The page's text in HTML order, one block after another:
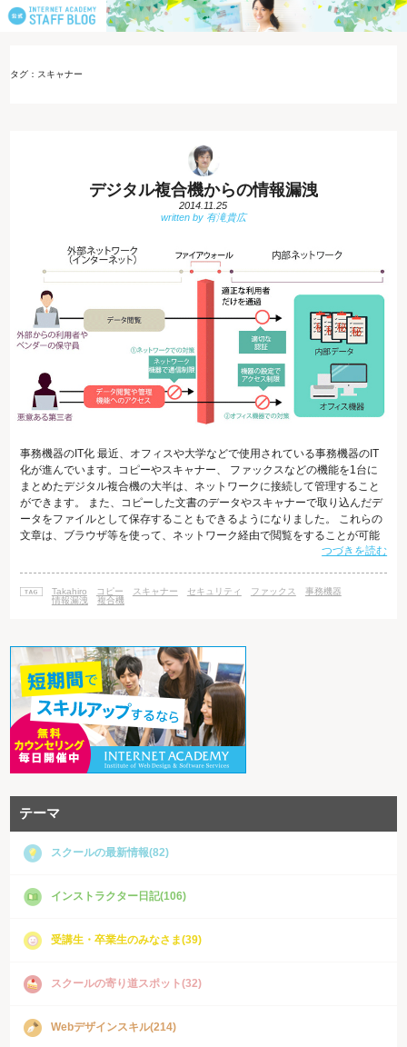
タグ：スキャナー
デジタル複合機からの情報漏洩
2014.11.25
事務機器のIT化 最近、オフィスや大学などで使用されている事務機器のIT
化が進んでいます。コピーやスキャナー、 ファックスなどの機能を1台に
まとめたデジタル複合機の大半は、ネットワークに接続して管理すること
ができます。 また、コピーした文書のデータやスキャナーで取り込んだデ
ータをファイルとして保存することもできるようになりました。 これらの
文章は、ブラウザ等を使って、ネットワーク経由で閲覧をすることが可能
です。 しかし、機能がパソコンに近づき、便利になった分、従来のコピー
や危険性が増してきており、 廃棄時やリース返却時にオフィス等で消去し
たはずの文書のデータを復元されて情報を盗まれたり、 ネットワーク上の
つづきを読む
Takahiro コピー スキャナー セキュリティ ファックス
事務機器
情報漏洩
複合機
テーマ
スクールの最新情報(82)
インストラクター日記(106)
受講生・卒業生のみなさま(39)
スクールの寄り道スポット(32)
Webデザインスキル(214)